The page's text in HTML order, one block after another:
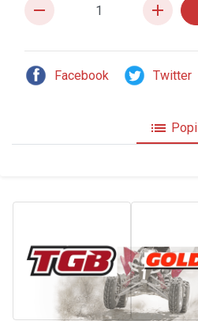
remove add
Facebook Twitter
list